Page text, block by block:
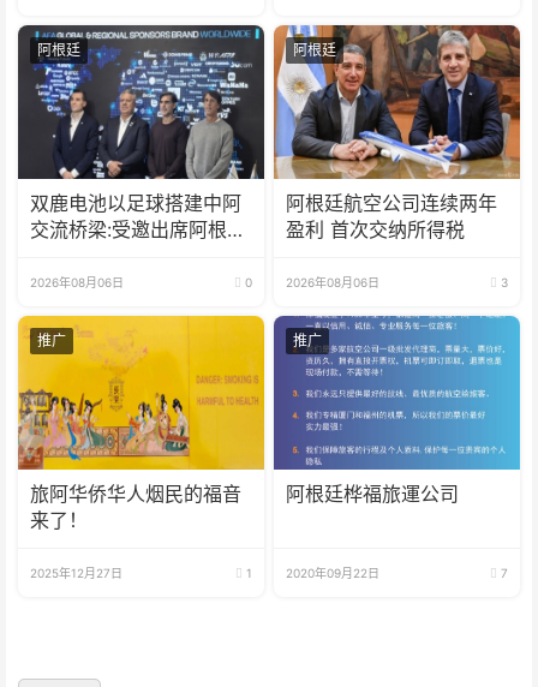
阿根廷
双鹿电池以足球搭建中阿
交流桥梁:受邀出席阿根廷
2026年08月06日 0
阿根廷
阿根廷航空公司连续两年
盈利 首次交纳所得税
2026年08月06日 3
推广
旅阿华侨华人烟民的福音
来了！
2025年12月27日 1
推广
阿根廷桦福旅運公司
2020年09月22日 7